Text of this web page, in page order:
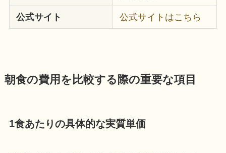
公式サイト 公式サイトはこちら
朝食の費用を比較する際の重要な項目
1食あたりの具体的な実質単価